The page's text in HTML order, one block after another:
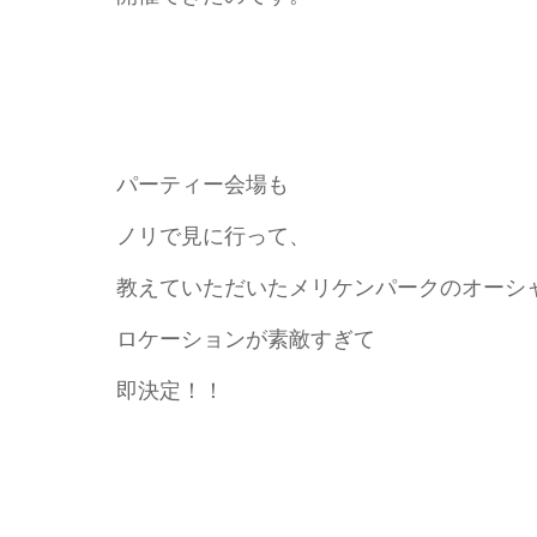
パーティー会場も
ノリで見に行って、
教えていただいたメリケンパークのオーシ
ロケーションが素敵すぎて
即決定！！